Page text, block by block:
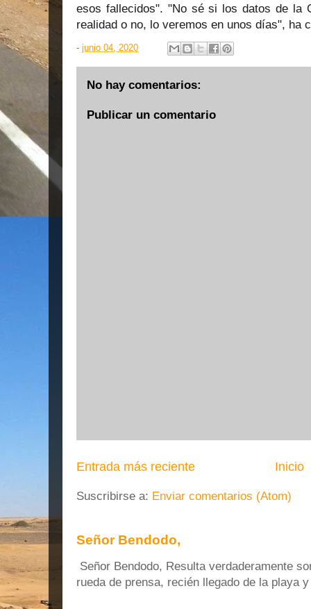
esos fallecidos". "No sé si los datos de la
realidad o no, lo veremos en unos días", ha
- junio 04, 2020
No hay comentarios:
Publicar un comentario
Entrada más reciente Inicio
Suscribirse a: Enviar comentarios (Atom)
Señor Bendodo,
Señor Bendodo, Resulta verdaderamente
rueda de prensa, recién llegado de la playa